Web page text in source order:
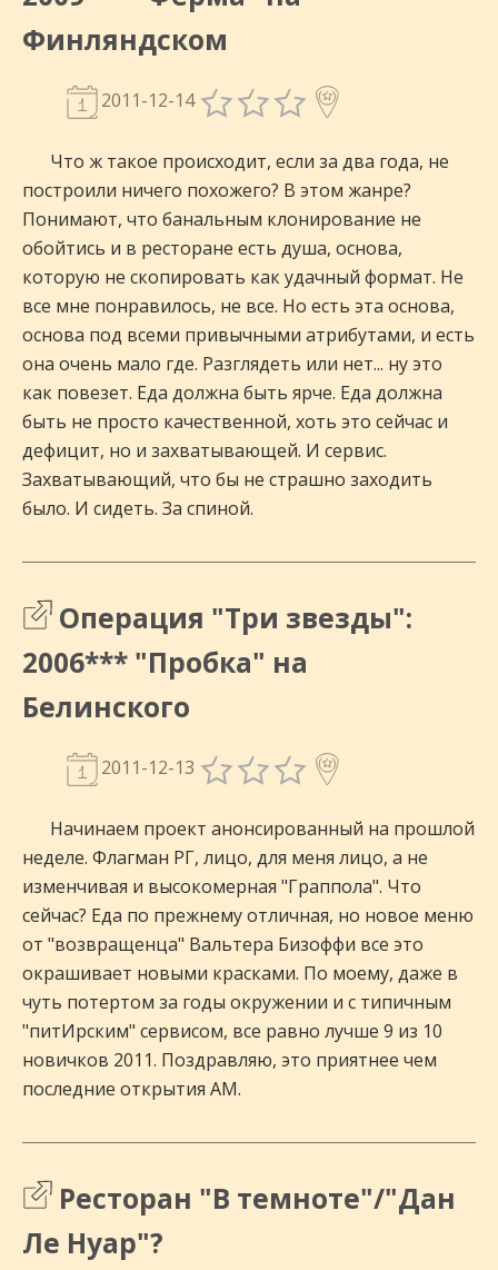
Финляндском
2011-12-14
Что ж такое происходит, если за два года, не
построили ничего похожего? В этом жанре?
Понимают, что банальным клонирование не
обойтись и в ресторане есть душа, основа,
которую не скопировать как удачный формат. Не
все мне понравилось, не все. Но есть эта основа,
основа под всеми привычными атрибутами, и есть
она очень мало где. Разглядеть или нет... ну это
как повезет. Еда должна быть ярче. Еда должна
быть не просто качественной, хоть это сейчас и
дефицит, но и захватывающей. И сервис.
Захватывающий, что бы не страшно заходить
было. И сидеть. За спиной.
Операция "Три звезды":
2006*** "Пробка" на
Белинского
2011-12-13
Начинаем проект анонсированный на прошлой
неделе. Флагман РГ, лицо, для меня лицо, а не
изменчивая и высокомерная "Граппола". Что
сейчас? Еда по прежнему отличная, но новое меню
от "возвращенца" Вальтера Бизоффи все это
окрашивает новыми красками. По моему, даже в
чуть потертом за годы окружении и с типичным
"питИрским" сервисом, все равно лучше 9 из 10
новичков 2011. Поздравляю, это приятнее чем
последние открытия АМ.
Ресторан "В темноте"/"Дан
Ле Нуар"?